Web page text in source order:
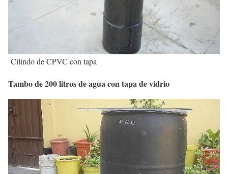
Cilindo de CPVC con tapa
Tambo de 200 litros de agua con tapa de vidrio